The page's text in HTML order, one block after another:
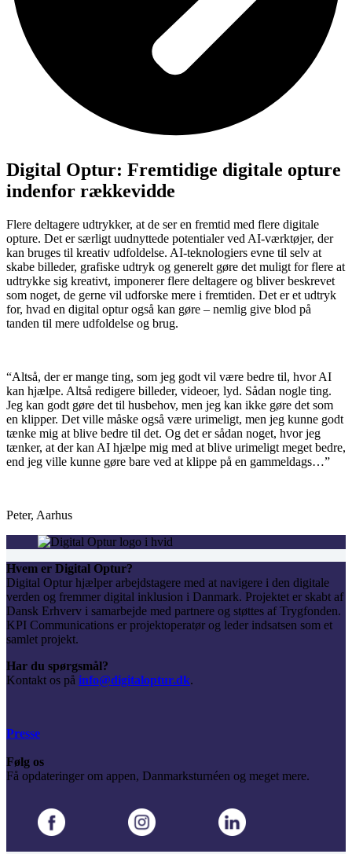
Digital Optur: Fremtidige digitale opture
indenfor rækkevidde
Flere deltagere udtrykker, at de ser en fremtid med flere digitale
opture. Det er særligt uudnyttede potentialer ved AI-værktøjer, der
kan bruges til kreativ udfoldelse. AI-teknologiers evne til selv at
skabe billeder, grafiske udtryk og generelt gøre det muligt for flere at
udtrykke sig kreativt, imponerer flere deltagere og bliver beskrevet
som noget, de gerne vil udforske mere i fremtiden. Det er et udtryk
for, hvad en digital optur også kan gøre – nemlig give blod på
tanden til mere udfoldelse og brug.
“Altså, der er mange ting, som jeg godt vil være bedre til, hvor AI
kan hjælpe. Altså redigere billeder, videoer, lyd. Sådan nogle ting.
Jeg kan godt gøre det til husbehov, men jeg kan ikke gøre det som
en klipper. Det ville måske også være urimeligt, men jeg kunne godt
tænke mig at blive bedre til det. Og det er sådan noget, hvor jeg
tænker, at der kan AI hjælpe mig med at blive urimeligt meget bedre,
end jeg ville kunne gøre bare ved at klippe på en gammeldags…”
Peter, Aarhus
Hvem er Digital Optur?
Digital Optur hjælper arbejdstagere med at navigere i den digitale
verden og fremmer digital inklusion i Danmark. Projektet er skabt af
Dansk Erhverv i samarbejde med partnere og støttes af Trygfonden.
KPI Communications er projektoperatør og leder indsatsen som et
samlet projekt.
Har du spørgsmål?
Kontakt os på info@digitaloptur.dk.
Presse
Følg os
Få opdateringer om appen, Danmarksturnéen og meget mere.